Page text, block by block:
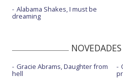
Alabama Shakes, I must be
dreaming
Gracie Abrams, Daughter from
hell